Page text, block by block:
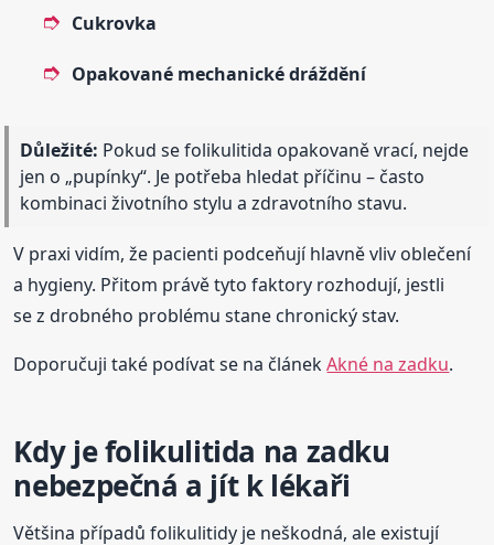
Cukrovka
Opakované mechanické dráždění
Důležité: Pokud se folikulitida opakovaně vrací, nejde
jen o „pupínky“. Je potřeba hledat příčinu – často
kombinaci životního stylu a zdravotního stavu.
V praxi vidím, že pacienti podceňují hlavně vliv oblečení
a hygieny. Přitom právě tyto faktory rozhodují, jestli
se z drobného problému stane chronický stav.
Doporučuji také podívat se na článekAkné na zadku.
Kdy je folikulitida na zadku
nebezpečná a jít k lékaři
Většina případů folikulitidy je neškodná, ale existují